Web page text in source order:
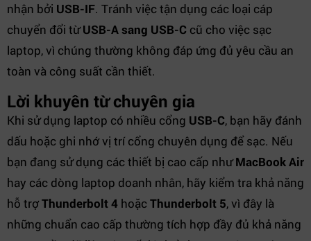
nhận bởi USB-IF. Tránh việc tận dụng các loại cáp
chuyển đổi từUSB-A sang USB-C cũ cho việc sạc
laptop, vì chúng thường không đáp ứng đủ yêu cầu an
toàn và công suất cần thiết.
Lời khuyên từ chuyên gia
Khi sử dụng laptop có nhiều cổng USB-C, bạn hãy đánh
dấu hoặc ghi nhớ vị trí cổng chuyên dụng để sạc. Nếu
bạn đang sử dụng các thiết bị cao cấp nhưMacBook Air
hay các dòng laptop doanh nhân, hãy kiểm tra khả năng
hỗ trợThunderbolt 4 hoặcThunderbolt 5, vì đây là
những chuẩn cao cấp thường tích hợp đầy đủ khả năng